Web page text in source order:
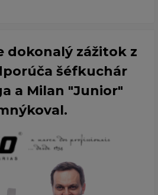
dokonalý zážitok z
šéfkuchár
a Milan "Junior"